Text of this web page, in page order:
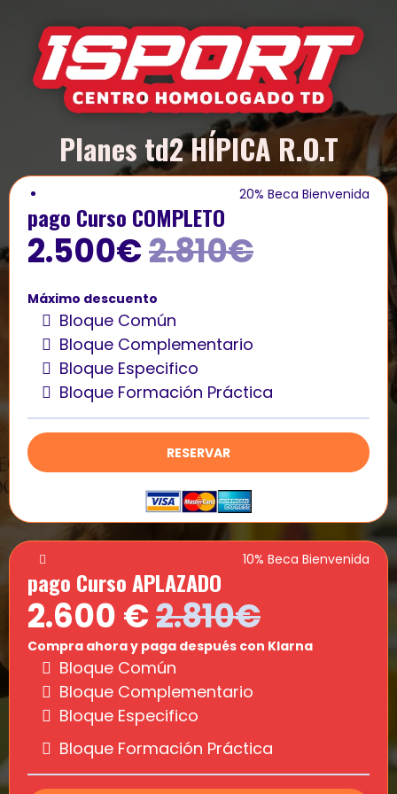
Planes td2 HÍPICA R.O.T
20% Beca Bienvenida
pago Curso COMPLETO
2.500€2.810€
Máximo descuento
Bloque Común
Bloque Complementario
Bloque Especifico
Bloque Formación Práctica
RESERVAR
10% Beca Bienvenida
pago Curso APLAZADO
2.600 €2.810€
Compra ahora y paga después con Klarna
Bloque Común
Bloque Complementario
Bloque Especifico
Bloque Formación Práctica